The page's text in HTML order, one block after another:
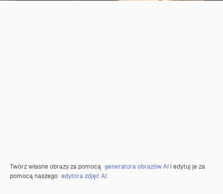
Twórz własne obrazy za pomocą generatora obrazów AI i edytuj je za
pomocą naszego edytora zdjęć AI.